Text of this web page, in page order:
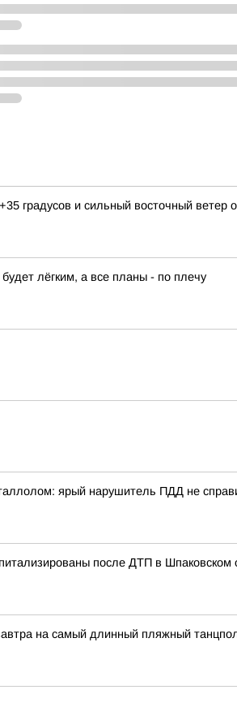
градусов и сильный восточный ветер
лёгким, а все планы - по плечу
ярый нарушитель ПДД не
после ДТП в Шпаковском
на самый длинный пляжный